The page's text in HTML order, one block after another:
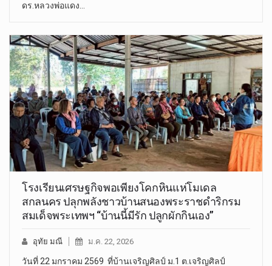
ดร.หลวงพ่อแดง…
โรงเรียนเศรษฐกิจพอเพียงโคกหินแห่โมเดล
สกลนคร ปลุกพลังชาวบ้านสนองพระราชดำริกรม
สมเด็จพระเทพฯ “บ้านนี้มีรัก ปลูกผักกินเอง”
อุทัย มณี ม.ค. 22, 2026
วันที่ 22 มกราคม 2569 ที่บ้านเจริญศิลป์ ม.1 ต.เจริญศิลป์